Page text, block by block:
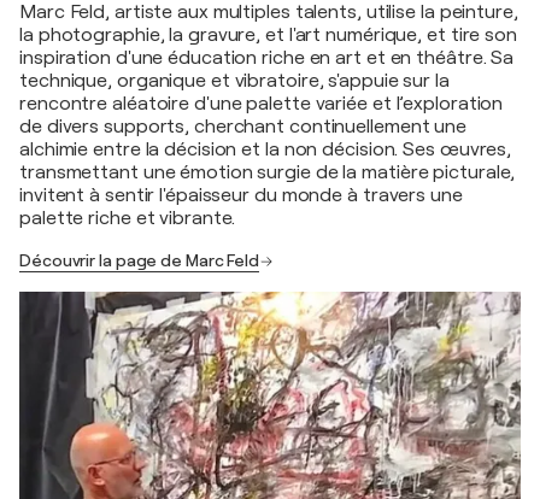
Marc Feld, artiste aux multiples talents, utilise la peinture,
la photographie, la gravure, et l'art numérique, et tire son
inspiration d'une éducation riche en art et en théâtre. Sa
technique, organique et vibratoire, s'appuie sur la
rencontre aléatoire d'une palette variée et l’exploration
de divers supports, cherchant continuellement une
alchimie entre la décision et la non décision. Ses œuvres,
transmettant une émotion surgie de la matière picturale,
invitent à sentir l'épaisseur du monde à travers une
palette riche et vibrante.
Découvrir la page de Marc Feld